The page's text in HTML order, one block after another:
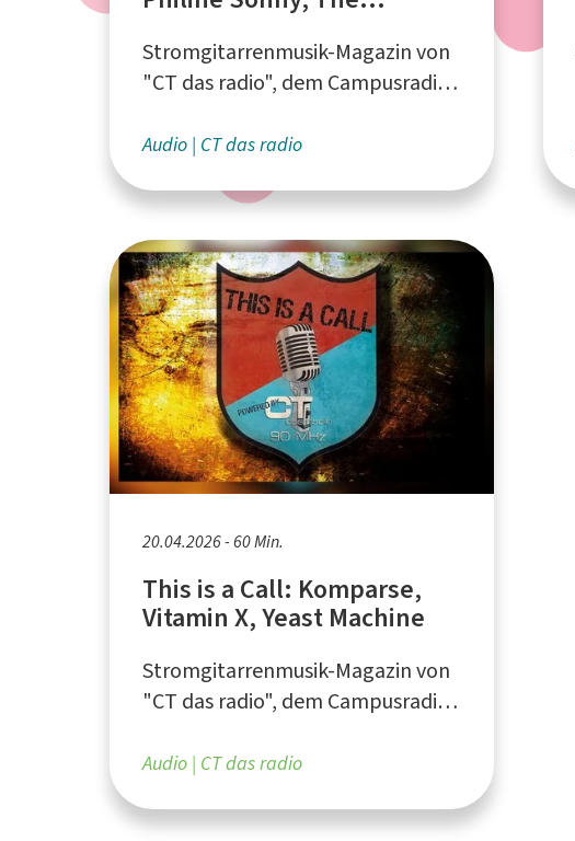
Stromgitarrenmusik-Magazin von
"CT das radio", dem Campusradio
Audio CT das radio
20.04.2026 - 60 Min.
This is a Call: Komparse,
Vitamin X, Yeast Machine
Stromgitarrenmusik-Magazin von
"CT das radio", dem Campusradio
Audio CT das radio